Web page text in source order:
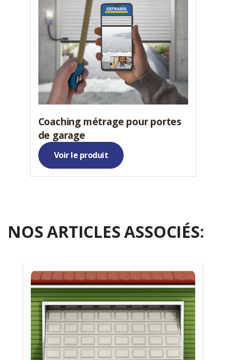
Coaching métrage pour portes
de garage
Voir le produit
NOS ARTICLES ASSOCIÉS: